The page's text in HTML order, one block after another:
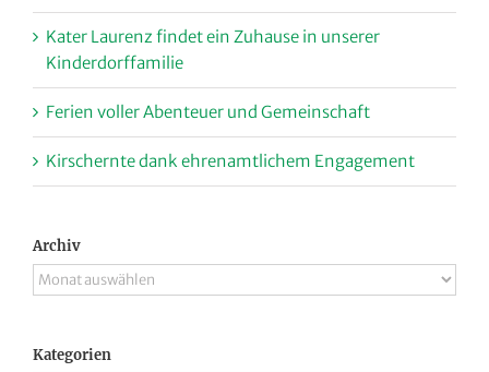
Kater Laurenz findet ein Zuhause in unserer
Kinderdorffamilie
Ferien voller Abenteuer und Gemeinschaft
Kirschernte dank ehrenamtlichem Engagement
Archiv
Archiv
Kategorien